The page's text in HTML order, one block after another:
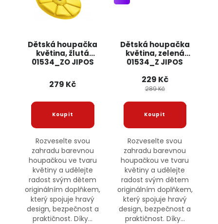
Dětská houpačka
květina, žlutá
01534_ZO JIPOS
279 Kč
Rozveselte svou
zahradu barevnou
houpačkou ve tvaru
květiny a udělejte
radost svým dětem
originálním doplňkem,
který spojuje hravý
design, bezpečnost a
praktičnost. Díky...
Dětská houpačka
květina, zelená
01534_Z JIPOS
229 Kč
289 Kč
Rozveselte svou
zahradu barevnou
houpačkou ve tvaru
květiny a udělejte
radost svým dětem
originálním doplňkem,
který spojuje hravý
design, bezpečnost a
praktičnost. Díky...